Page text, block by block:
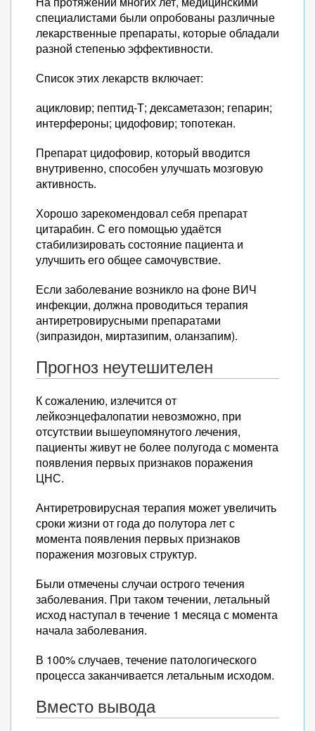
специалистами были опробованы различные
лекарственные препараты, которые обладали
разной степенью эффективности.
Список этих лекарств включает:
ацикловир; пептид-Т; дексаметазон; гепарин;
интерфероны; цидофовир; топотекан.
Препарат цидофовир, который вводится
внутривенно, способен улучшать мозговую
активность.
Хорошо зарекомендовал себя препарат
цитарабин. С его помощью удаётся
стабилизировать состояние пациента и
улучшить его общее самочувствие.
Если заболевание возникло на фоне ВИЧ
инфекции, должна проводиться терапия
антиретровирусными препаратами
(зипразидон, миртазипим, оланзапим).
Прогноз неутешителен
К сожалению, излечится от
лейкоэнцефалопатии невозможно, при
отсутствии вышеупомянутого лечения,
пациенты живут не более полугода с момента
появления первых признаков поражения
ЦНС.
Антиретровирусная терапия может увеличить
сроки жизни от года до полутора лет с
момента появления первых признаков
поражения мозговых структур.
Были отмечены случаи острого течения
заболевания. При таком течении, летальный
исход наступал в течение 1 месяца с момента
начала заболевания.
В 100% случаев, течение патологического
процесса заканчивается летальным исходом.
Вместо вывода